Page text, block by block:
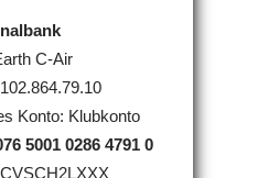
C-Air
Konto: Klubkonto
5001 0286 4791 0